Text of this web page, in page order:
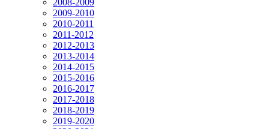
2008-2009
2009-2010
2010-2011
2011-2012
2012-2013
2013-2014
2014-2015
2015-2016
2016-2017
2017-2018
2018-2019
2019-2020